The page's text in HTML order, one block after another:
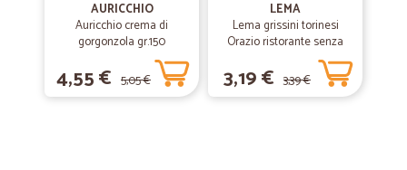
AURICCHIO
Auricchio crema di
gorgonzola gr.150
4,55 € 5,05 €
LEMA
Lema grissini torinesi
Orazio ristorante senza
olio di palma x30 gr.450
3,19 € 3,39 €